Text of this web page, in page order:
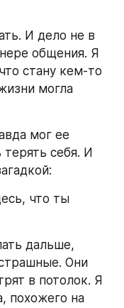
И дело не в
общения. Я
стану кем-то
могла
мог ее
себя. И
что ты
дальше,
Они
в потолок. Я
похожего на